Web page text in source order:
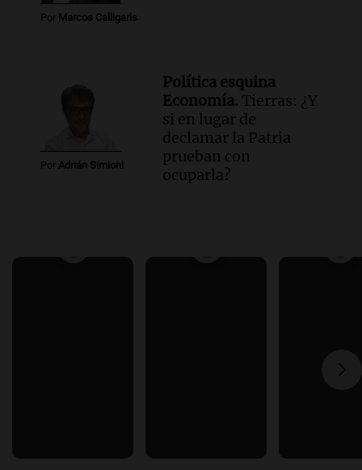
Por Marcos Calligaris
Por Adrián Simioni
Política esquina
Economía. Tierras: ¿Y
si en lugar de
declamar la Patria
prueban con
ocuparla?